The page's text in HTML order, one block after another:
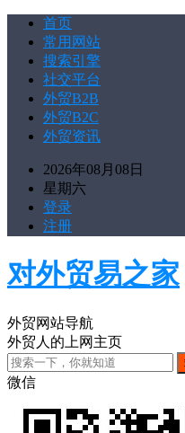
首页
常用网站
搜索引擎
社交平台
外贸B2B
外贸B2C
外贸资讯
2026年08月08日
星期六
登录
注册
对外贸易之家
外贸网站导航
外贸人的上网主页
微信